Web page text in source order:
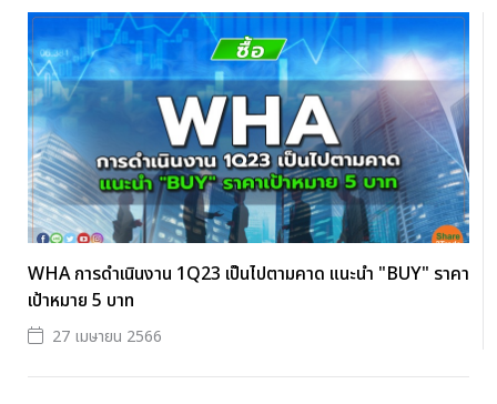
WHA การดำเนินงาน 1Q23 เป็นไปตามคาด แนะนำ "BUY" ราคา
เป้าหมาย 5 บาท
27 เมษายน 2566